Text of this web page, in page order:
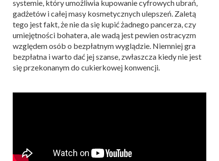
systemie, który umożliwia kupowanie cyfrowych ubrań,
gadżetów i całej masy kosmetycznych ulepszeń. Zaletą
tego jest fakt, że nie da się kupić żadnego pancerza, czy
umiejętności bohatera, ale wadą jest pewien ostracyzm
względem osób o bezpłatnym wyglądzie. Niemniej gra
bezpłatna i warto dać jej szanse, zwłaszcza kiedy nie jest
się przekonanym do cukierkowej konwencji.